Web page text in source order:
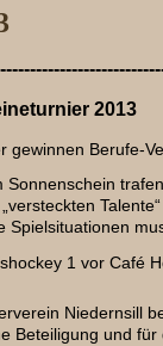
2013
gewinnen Berufe-
Sonnenschein
Spielsituationen
1 vor Café
Niedernsill
Beteiligung und für